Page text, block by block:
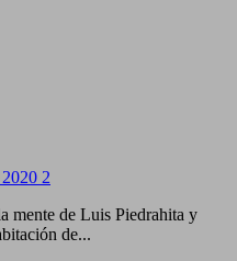
2
mente de Luis Piedrahita y
de...